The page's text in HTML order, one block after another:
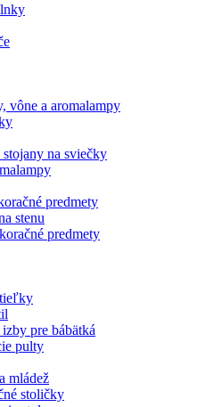
vône a aromalampy
na sviečky
predmety
stenu
predmety
pre bábätká
pulty
mládež
stoličky